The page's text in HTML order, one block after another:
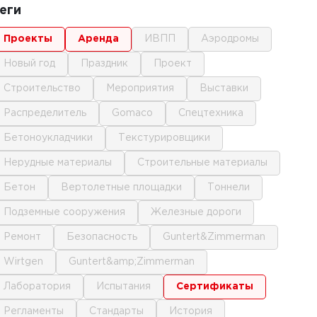
проекты аренда ИВПП аэродромы
новый год праздник проект
строительство мероприятия выставки
распределитель gomaco спецтехника
бетоноукладчики текстурировщики
нерудные материалы строительные материалы
бетон вертолетные площадки тоннели
подземные сооружения железные дороги
ремонт безопасность Guntert&Zimmerman
Wirtgen Guntert&amp;Zimmerman
лаборатория испытания сертификаты
регламенты стандарты история